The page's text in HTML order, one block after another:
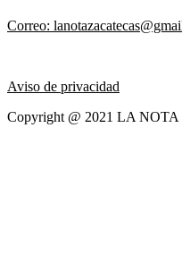
Correo:
Aviso de privacidad
Copyright @ 2021 LA